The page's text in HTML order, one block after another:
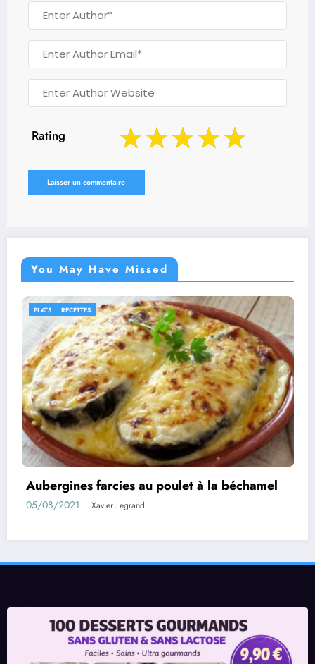
Rating
You May Have Missed
béchamel
IDÉES RECETTES RECETTES
Rouleaux d’aubergines farcies
01/08/2021